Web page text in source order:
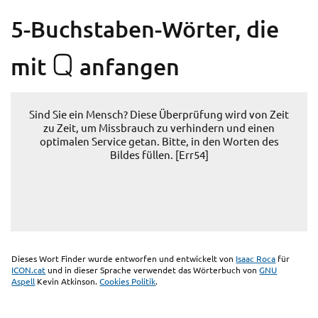
5-Buchstaben-Wörter, die
mit Q anfangen
Sind Sie ein Mensch? Diese Überprüfung wird von Zeit
zu Zeit, um Missbrauch zu verhindern und einen
optimalen Service getan. Bitte, in den Worten des
Bildes füllen. [Err54]
Dieses Wort Finder wurde entworfen und entwickelt von Isaac Roca für
ICON.catund in dieser Sprache verwendet das Wörterbuch vonGNU
Aspell Kevin Atkinson.Cookies Politik.